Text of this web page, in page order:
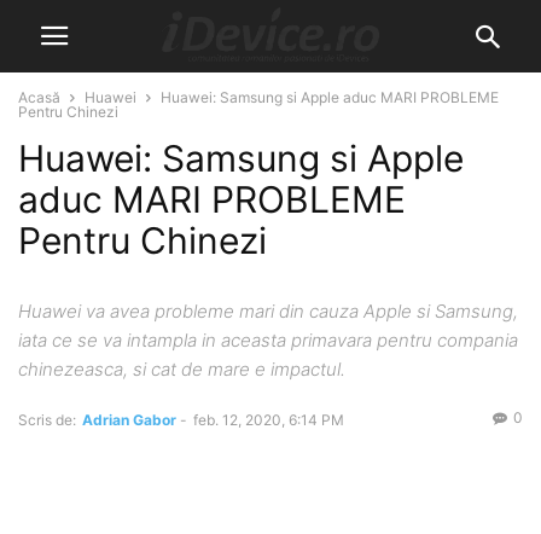
Acasă Huawei
Huawei: Samsung si Apple aduc MARI PROBLEME
Pentru Chinezi
Huawei: Samsung si Apple
aduc MARI PROBLEME
Pentru Chinezi
Huawei va avea probleme mari din cauza Apple si Samsung,
iata ce se va intampla in aceasta primavara pentru compania
chinezeasca, si cat de mare e impactul.
Scris de: Adrian Gabor - feb. 12, 2020, 6:14 PM 0